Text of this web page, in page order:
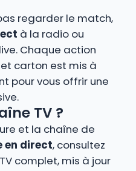
regarder le match,
à la radio ou
Chaque action
carton est mis à
pour vous offrir une
TV ?
et la chaîne de
en direct, consultez
complet, mis à jour